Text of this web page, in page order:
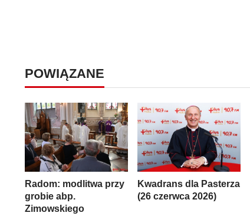
POWIĄZANE
Radom: modlitwa przy
grobie abp.
Zimowskiego
Kwadrans dla Pasterza
(26 czerwca 2026)